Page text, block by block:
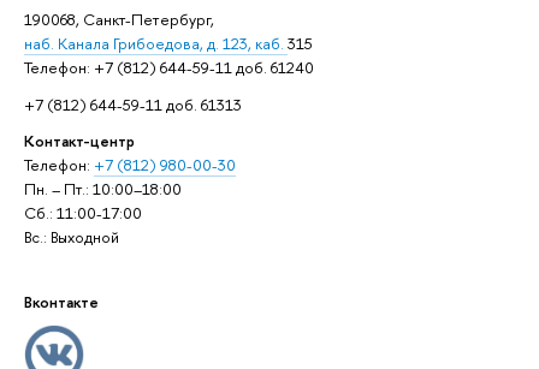
190068, Санкт-Петербург,
наб. Канала Грибоедова, д. 123, каб. 315
Телефон: +7 (812) 644-59-11 доб. 61240
+7 (812) 644-59-11 доб. 61313
Контакт-центр
Телефон: +7 (812) 980-00-30
Пн. – Пт.: 10:00–18:00
Сб.: 11:00-17:00
Вс.: Выходной
Вконтакте